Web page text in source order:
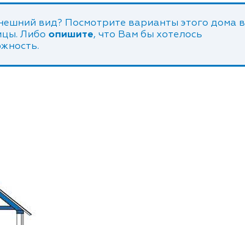
вид? Посмотрите варианты этого дома в
Либо опишите, что Вам бы хотелось